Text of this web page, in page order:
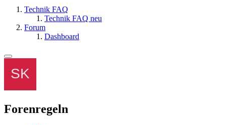
Technik FAQ
Technik FAQ neu
Forum
Dashboard
Forenregeln